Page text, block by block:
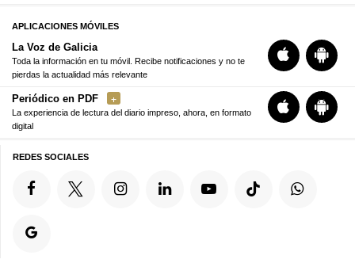
APLICACIONES MÓVILES
La Voz de Galicia
Toda la información en tu móvil. Recibe notificaciones y no te
pierdas la actualidad más relevante
Periódico en PDF
La experiencia de lectura del diario impreso, ahora, en formato
digital
REDES SOCIALES